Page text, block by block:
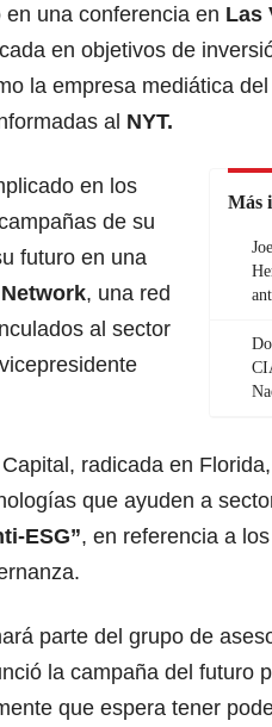
una conferencia en Las
en objetivos de
la empresa mediática
al NYT.
Más
en los
de su
futuro en una
, una red
al sector
radicada en
que ayuden a
ESG”, en referencia a
parte del grupo de
la campaña del futuro
que espera tener